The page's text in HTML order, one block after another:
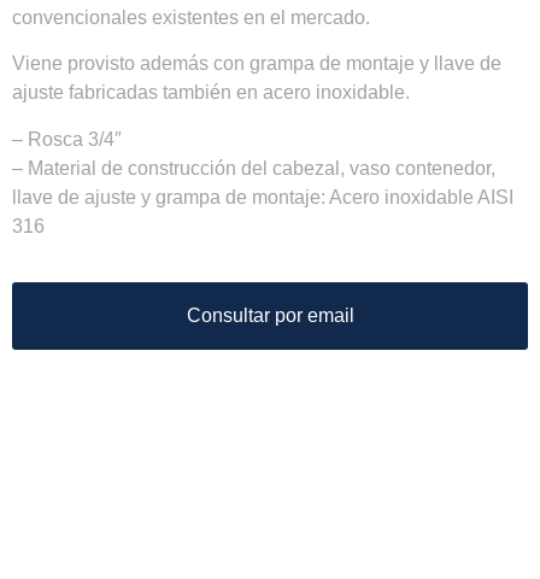
convencionales existentes en el mercado.
Viene provisto además con grampa de montaje y llave de
ajuste fabricadas también en acero inoxidable.
– Rosca 3/4″
– Material de construcción del cabezal, vaso contenedor,
llave de ajuste y grampa de montaje: Acero inoxidable AISI
316
Consultar por email